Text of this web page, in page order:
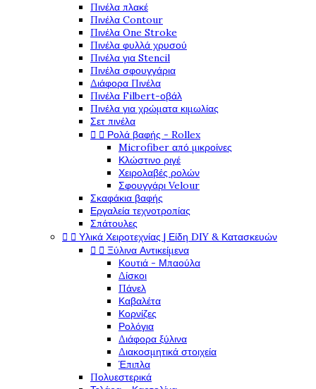
Πινέλα πλακέ
Πινέλα Contour
Πινέλα One Stroke
Πινέλα φυλλά χρυσού
Πινέλα για Stencil
Πινέλα σφουγγάρια
Διάφορα Πινέλα
Πινέλα Filbert-οβάλ
Πινέλα για χρώματα κιμωλίας
Σετ πινέλα
  Ρολά βαφής - Rollex
Microfiber από μικροίνες
Κλώστινο ριγέ
Χειρολαβές ρολών
Σφουγγάρι Velour
Σκαφάκια βαφής
Εργαλεία τεχνοτροπίας
Σπάτουλες
  Υλικά Χειροτεχνίας | Είδη DIY & Κατασκευών
  Ξύλινα Αντικείμενα
Κουτιά - Μπαούλα
Δίσκοι
Πάνελ
Καβαλέτα
Κορνίζες
Ρολόγια
Διάφορα ξύλινα
Διακοσμητικά στοιχεία
Έπιπλα
Πολυεστερικά